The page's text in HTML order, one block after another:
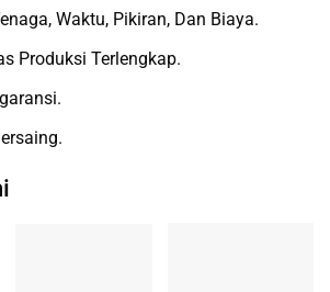
Waktu, Pikiran, Dan Biaya.
Produksi Terlengkap.